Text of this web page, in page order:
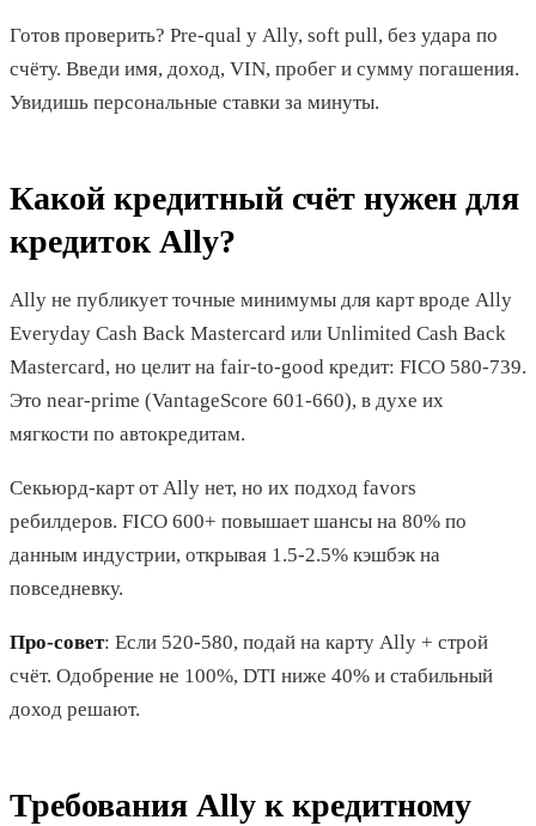
Готов проверить? Pre-qual у Ally, soft pull, без удара по
счёту. Введи имя, доход, VIN, пробег и сумму погашения.
Увидишь персональные ставки за минуты.
Какой кредитный счёт нужен для
кредиток Ally?
Ally не публикует точные минимумы для карт вроде Ally
Everyday Cash Back Mastercard или Unlimited Cash Back
Mastercard, но целит на fair-to-good кредит: FICO 580-739.
Это near-prime (VantageScore 601-660), в духе их
мягкости по автокредитам.
Секьюрд-карт от Ally нет, но их подход favors
ребилдеров. FICO 600+ повышает шансы на 80% по
данным индустрии, открывая 1.5-2.5% кэшбэк на
повседневку.
Про-совет: Если 520-580, подай на карту Ally + строй
счёт. Одобрение не 100%, DTI ниже 40% и стабильный
доход решают.
Требования Ally к кредитному